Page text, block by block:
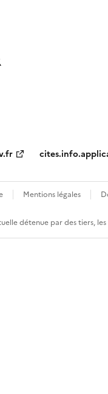
Mentions légales
détenue par des tiers,